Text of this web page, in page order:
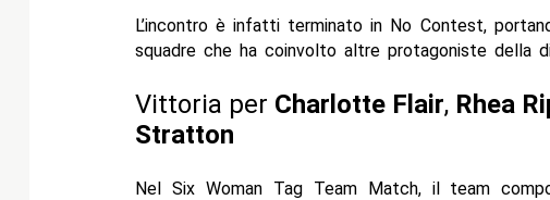
L’incontro è infatti terminato in No Contest,
squadre che ha coinvolto altre protagoniste della
Vittoria per Charlotte Flair, Rhea
Stratton
Nel Six Woman Tag Team Match, il team